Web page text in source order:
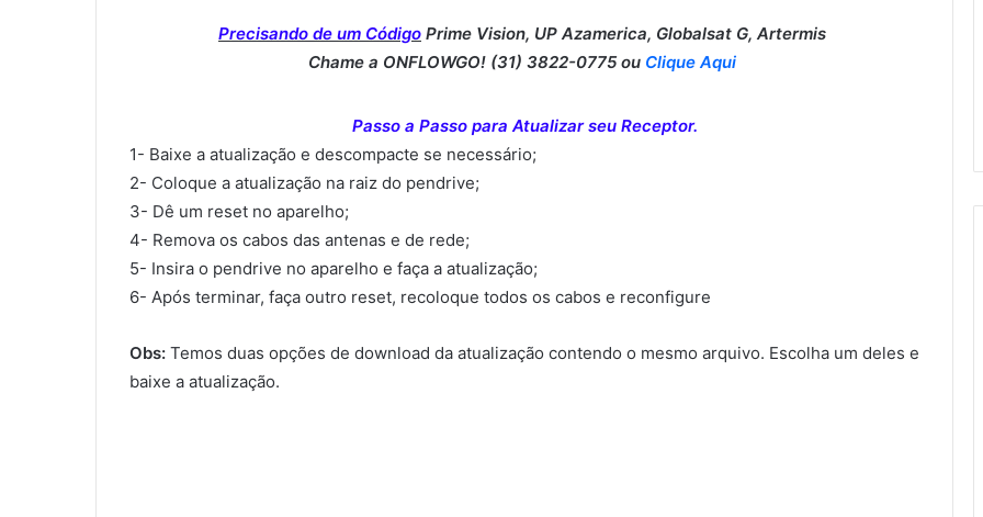
Precisando de um Código Prime Vision, UP Azamerica, Globalsat G, Artermis
Chame a ONFLOWGO! (31) 3822-0775 ou Clique Aqui
Passo a Passo para Atualizar seu Receptor.
1- Baixe a atualização e descompacte se necessário;
2- Coloque a atualização na raiz do pendrive;
3- Dê um reset no aparelho;
4- Remova os cabos das antenas e de rede;
5- Insira o pendrive no aparelho e faça a atualização;
6- Após terminar, faça outro reset, recoloque todos os cabos e reconfigure
Obs: Temos duas opções de download da atualização contendo o mesmo arquivo. Escolha um deles e
baixe a atualização.